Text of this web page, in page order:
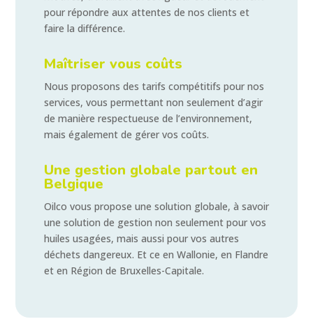
pour répondre aux attentes de nos clients et
faire la différence.
Maîtriser vous coûts
Nous proposons des tarifs compétitifs pour nos
services, vous permettant non seulement d’agir
de manière respectueuse de l’environnement,
mais également de gérer vos coûts.
Une gestion globale partout en
Belgique
Oilco vous propose une solution globale, à savoir
une solution de gestion non seulement pour vos
huiles usagées, mais aussi pour vos autres
déchets dangereux. Et ce en Wallonie, en Flandre
et en Région de Bruxelles-Capitale.